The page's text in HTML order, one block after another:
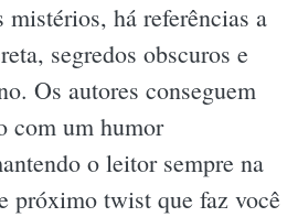
há referências a
segredos obscuros e
Os autores conseguem
com um humor
o leitor sempre na
próximo twist que faz você